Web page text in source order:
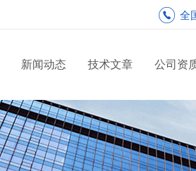
全
新闻动态 技术文章 公司资